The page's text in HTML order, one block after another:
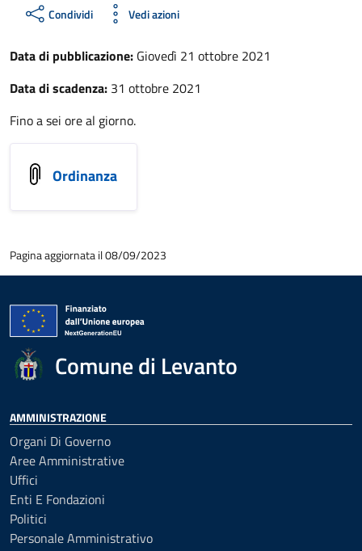
Condividi Vedi azioni
Data di pubblicazione: Giovedì 21 ottobre 2021
Data di scadenza: 31 ottobre 2021
Fino a sei ore al giorno.
Ordinanza
Pagina aggiornata il 08/09/2023
Comune di Levanto
AMMINISTRAZIONE
Organi Di Governo
Aree Amministrative
Uffici
Enti E Fondazioni
Politici
Personale Amministrativo